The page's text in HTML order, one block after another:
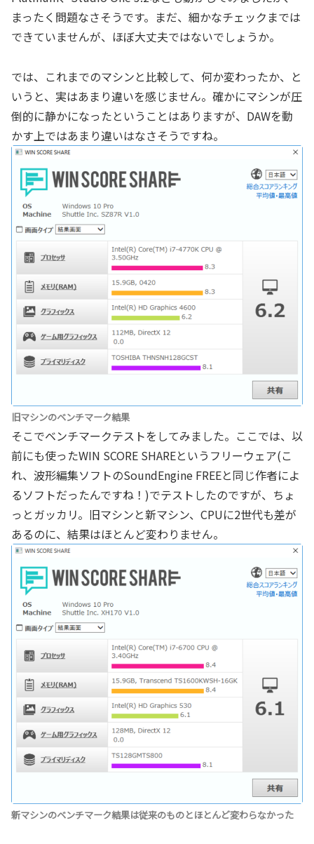
まったく問題なさそうです。まだ、細かなチェックまでは
できていませんが、ほぼ大丈夫ではないでしょうか。
では、これまでのマシンと比較して、何か変わったか、と
いうと、実はあまり違いを感じません。確かにマシンが圧
倒的に静かになったということはありますが、DAWを動
かす上ではあまり違いはなさそうですね。
旧マシンのベンチマーク結果
そこでベンチマークテストをしてみました。ここでは、以
前にも使ったWIN SCORE SHAREというフリーウェア(こ
れ、波形編集ソフトのSoundEngine FREEと同じ作者によ
るソフトだったんですね！)でテストしたのですが、ちょ
っとガッカリ。旧マシンと新マシン、CPUに2世代も差が
あるのに、結果はほとんど変わりません。
新マシンのベンチマーク結果は従来のものとほとんど変わらなかった